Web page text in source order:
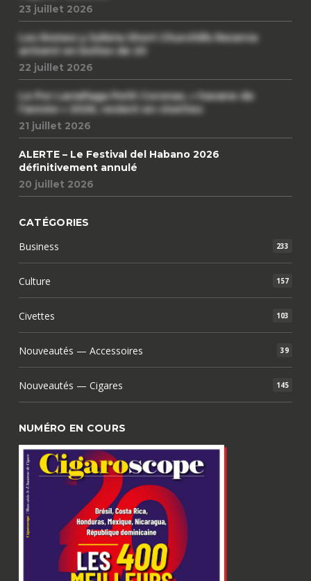
23 juillet 2026
Les Romeo y Julieta Short Churchills Reserva
arrivent en boîtes de 20
22 juillet 2026
Le Por Larrañaga Petit Coronas, « havane de
l’année » 2026, revient en civettes
21 juillet 2026
ALERTE – Le Festival del Habano 2026
définitivement annulé
20 juillet 2026
CATÉGORIES
Business 233
Culture 157
Civettes 103
Nouveautés — Accessoires 39
Nouveautés — Cigares 145
NUMÉRO EN COURS